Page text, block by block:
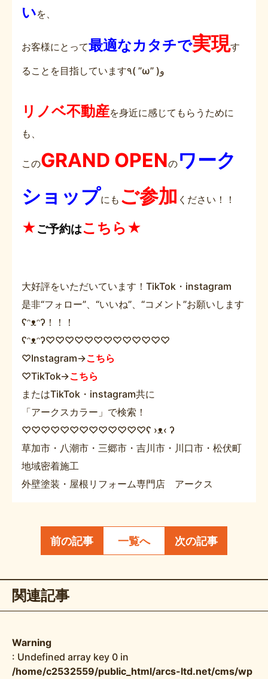
いを、
お客様にとって最適なカタチで実現す
ることを目指しています٩( ”ω” )و
リノベ不動産を身近に感じてもらうために
も、
このGRAND OPENの ワーク
ショップにも ご参加 ください！！
★ご予約はこちら★
大好評をいただいています！TikTok・instagram
是非“フォロー”、“いいね”、“コメント”お願いします
ʕᵔᴥᵔʔ！！！
ʕᵔᴥᵔʔ♡♡♡♡♡♡♡♡♡♡♡♡♡
♡Instagram→こちら
♡TikTok→こちら
またはTikTok・instagram共に
「アークスカラー」で検索！
♡♡♡♡♡♡♡♡♡♡♡♡♡ʕ ›ᴥ‹ ʔ
草加市・八潮市・三郷市・吉川市・川口市・松伏町
地域密着施工
外壁塗装・屋根リフォーム専門店 アークス
前の記事 一覧へ 次の記事
関連記事
Warning
: Undefined array key 0 in
/home/c2532559/public_html/arcs-ltd.net/cms/wp